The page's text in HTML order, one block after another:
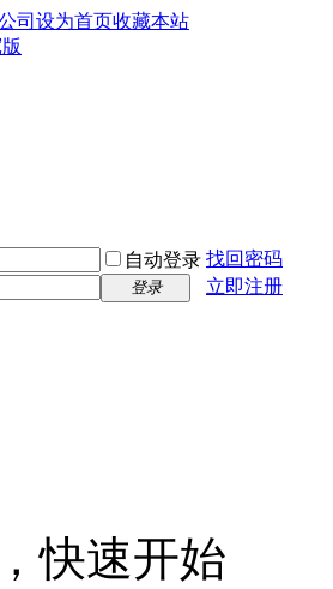
司 设为首页收藏本站
自动登录 找回密码
登录 立即注册
快速开始